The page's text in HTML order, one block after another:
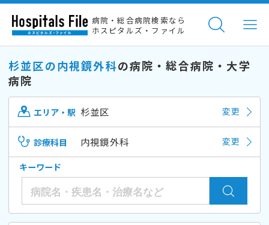
病院・総合病院検索なら
ホスピタルズ・ファイル
杉並区の内視鏡外科の病院・総合病院・大学
病院
エリア・駅 杉並区 変更
診療科目 内視鏡外科 変更
キーワード